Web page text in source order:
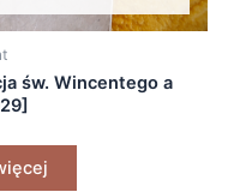
św. Wincentego a